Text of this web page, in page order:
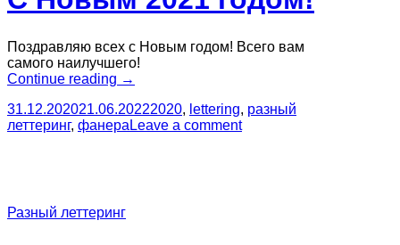
Поздравляю всех с Новым годом! Всего вам
самого наилучшего!
Continue reading “С
2021
годом!”
→
31.12.202021.06.20222020, lettering, разный
леттеринг, фанераLeave a comment
Разный леттеринг